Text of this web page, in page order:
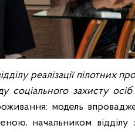
реалізації пілотних
соціального захисту
модель
начальником відділу